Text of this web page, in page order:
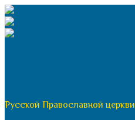
Перейти
к
содержимому
Русской Православной церкви